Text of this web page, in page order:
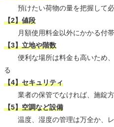
預けたい荷物の量を把握して必
【2】値段
月額使用料金以外にかかる付帯
【3】立地や階数
便利な場所は料金も高いため、
る
【4】セキュリティ
業者の保管でなければ、施錠方
【5】空調など設備
温度、湿度の管理は万全か、レ